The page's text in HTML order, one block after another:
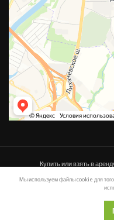
Купить или взять в
Купить или взять в аренду на сайтеМЕСТО
Мы используем файлы cookie для